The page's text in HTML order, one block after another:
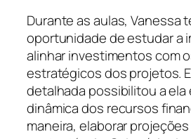
Durante as aulas, Vanessa
oportunidade de estudar a
alinhar investimentos com
estratégicos dos projetos.
detalhada possibilitou a ela
dinâmica dos recursos
maneira, elaborar